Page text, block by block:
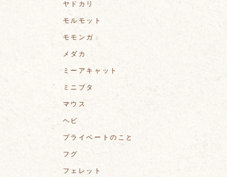
ヤドカリ
モルモット
モモンガ
メダカ
ミーアキャット
ミニブタ
マウス
ヘビ
プライベートのこと
フグ
フェレット